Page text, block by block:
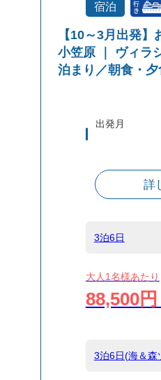
宿泊
【10～3月出発】
小笠原 ｜ ヴィラ
泊まり／朝食・夕
出発月
出発港
詳
3泊6日
大人1名様あたり
88,500
3泊6日(海＆森